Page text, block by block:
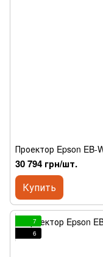
Проектор Epson EB-
30 794 грн/шт.
Купить
7
6